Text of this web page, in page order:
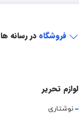
فروشگاه در رسانه ها
لوازم تحریر
نوشتاری